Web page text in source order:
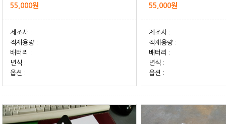
55,000원
제조사 :
적재용량 :
배터리 :
년식 :
옵션 :
55,000원
제조사 :
적재용량 :
배터리 :
년식 :
옵션 :